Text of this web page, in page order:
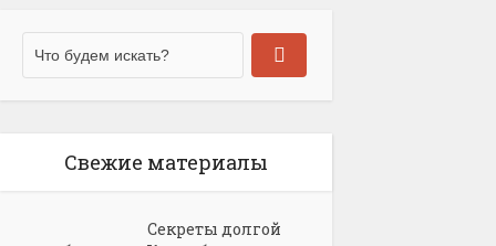
Свежие материалы
Секреты долгой